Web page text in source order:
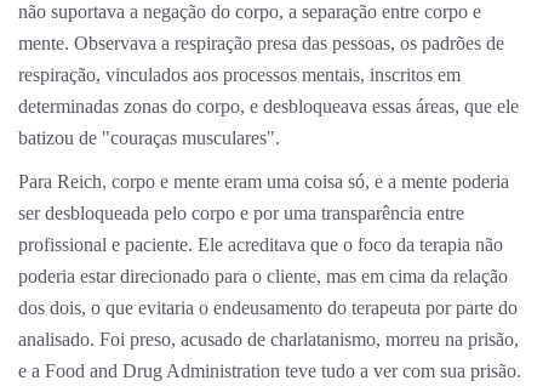
não suportava a negação do corpo, a separação entre corpo e
mente. Observava a respiração presa das pessoas, os padrões de
respiração, vinculados aos processos mentais, inscritos em
determinadas zonas do corpo, e desbloqueava essas áreas, que ele
batizou de "couraças musculares".
Para Reich, corpo e mente eram uma coisa só, e a mente poderia
ser desbloqueada pelo corpo e por uma transparência entre
profissional e paciente. Ele acreditava que o foco da terapia não
poderia estar direcionado para o cliente, mas em cima da relação
dos dois, o que evitaria o endeusamento do terapeuta por parte do
analisado. Foi preso, acusado de charlatanismo, morreu na prisão,
e a Food and Drug Administration teve tudo a ver com sua prisão.